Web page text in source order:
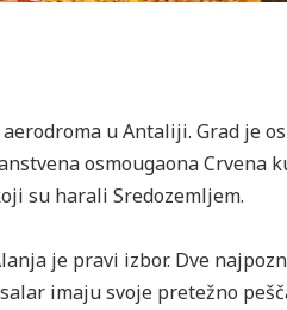
u Antaliji. Grad je
osmougaona
su harali Sredozemljem.
je pravi izbor. Dve
imaju svoje pretežno